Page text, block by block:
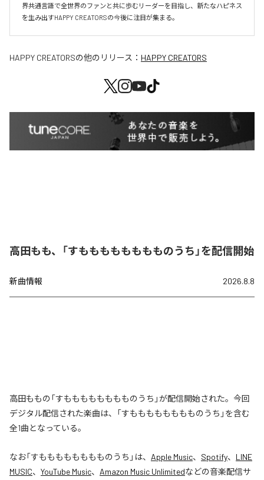
界共通言語で全世界のファンと共に歩むリーダーを目指し、新たなハピネス
を生み出すHAPPY CREATORSの今後に注目が集まる。
HAPPY CREATORSの他のリリース： HAPPY CREATORS
高田もも、「すもももももももものうち」を配信開始
新曲情報 2026.8.8
高田ももの「すもももももももものうち」が配信開始された。今回
デジタル配信された楽曲は、「すもももももももものうち」を含む
全1曲となっている。
なお「すもももももももものうち 」は、 Apple Music、 Spotify、 LINE
MUSIC、 YouTube Music、 Amazon Music Unlimitedなどの音楽配信サ